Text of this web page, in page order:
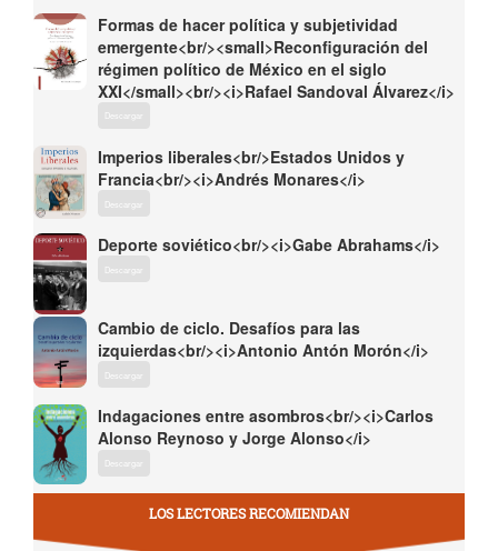
Formas de hacer política y subjetividad
emergente<br/><small>Reconfiguración del
régimen político de México en el siglo
XXI</small><br/><i>Rafael Sandoval Álvarez</i>
Descargar
Imperios liberales<br/>Estados Unidos y
Francia<br/><i>Andrés Monares</i>
Descargar
Deporte soviético<br/><i>Gabe Abrahams</i>
Descargar
Cambio de ciclo. Desafíos para las
izquierdas<br/><i>Antonio Antón Morón</i>
Descargar
Indagaciones entre asombros<br/><i>Carlos
Alonso Reynoso y Jorge Alonso</i>
Descargar
LOS LECTORES RECOMIENDAN